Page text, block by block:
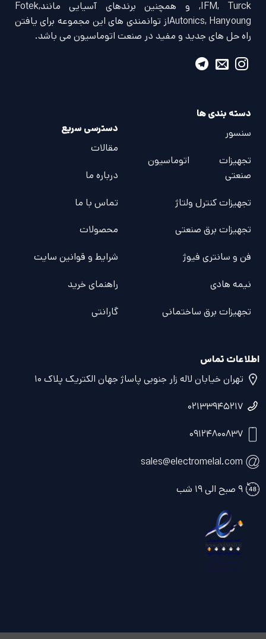
IFM, Turck, و همچنین برندهای آسیایی مانندFotek,
Autonics, Hanyoungاز توانمندی های این مجموعه برای یافتن
راه حل های جدید و مفید در صنعت اتوماسیون می باشد.
دسته بندی ها
سنسور
تجهیزات اتوماسیون
صنعتی
تجهیزات کنترل ولتاژ
تجهیزات برق صنعتی
فن و سانتری فیوژ
نیمه هادی
تجهیزات برق ساختمانی
دسترسی سریع
مقالات
درباره ما
تماس با ما
محصولات
شرایط و قوانین سایت
راهنمای خرید
گارانتی
اطلاعات تماس
تهران خیابان لاله زار جنوبی پاساژ جهان الکتریک پلاک ۱۰
۰۲۱۳۳۹۴۵۲۱۷
۰۹۱۲۴۸۰۰۸۳۷
sales@electromelal.com